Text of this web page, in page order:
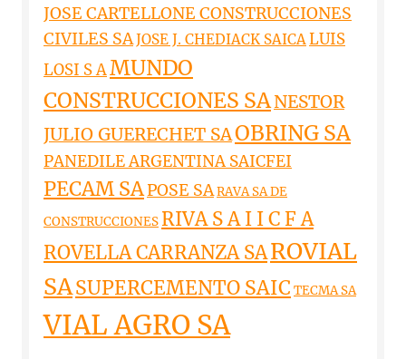
JOSE CARTELLONE CONSTRUCCIONES
CIVILES SAJOSE J. CHEDIACK SAICALUIS
LOSI S AMUNDO
CONSTRUCCIONES SANESTOR
JULIO GUERECHET SAOBRING SA
PANEDILE ARGENTINA SAICFEI
PECAM SAPOSE SARAVA SA DE
CONSTRUCCIONES RIVA S A I I C F A
ROVELLA CARRANZA SAROVIAL
SASUPERCEMENTO SAIC TECMA SA
VIAL AGRO SA